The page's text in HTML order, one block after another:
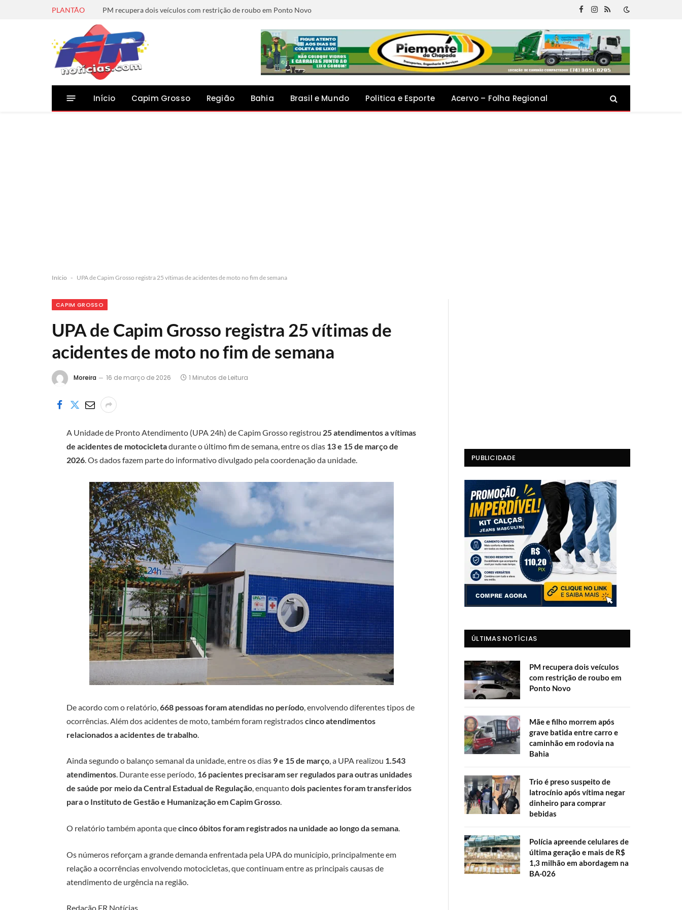
PLANTÃO PM recupera dois veículos com restrição de roubo em Ponto Novo
Facebook
Instagram
RSS
Início Capim Grosso Região Bahia Brasil e Mundo Politica e Esporte Acervo – Folha Regional
Início - UPA de Capim Grosso registra 25 vítimas de acidentes de moto no fim de semana
CAPIM GROSSO
UPA de Capim Grosso registra 25 vítimas de
acidentes de moto no fim de semana
Moreira 16 de março de 2026 1 Minutos de Leitura
A Unidade de Pronto Atendimento (UPA 24h) deCapim Grosso registrou 25 atendimentos a vítimas
de acidentes de motocicletadurante o último fim de semana, entre os dias 13 e 15 de março de
2026. Os dados fazem parte do informativo divulgado pela coordenação da unidade.
De acordo com o relatório,668 pessoas foram atendidas no período , envolvendo diferentes tipos de
ocorrências. Além dos acidentes de moto, também foram registradoscinco atendimentos
relacionados a acidentes de trabalho
Ainda segundo o balanço semanal da unidade, entre os dias 9 e 15 de março, a UPA realizou 1.543
atendimentos. Durante esse período, 16 pacientes precisaram ser regulados para outras unidades
de saúde por meio da Central Estadual de Regulação, enquantodois pacientes foram transferidos
para o Instituto de Gestão e Humanizaçãoem Capim Grosso.
O relatório também aponta quecinco óbitos foram registrados na unidade ao longo da semana.
Os números reforçam a grande demanda enfrentada pela UPA do município, principalmente em
relação a ocorrências envolvendo motocicletas, que continuam entre as principais causas de
atendimento de urgência na região.
Redação FR Notícias
PUBLICIDADE
ÚLTIMAS NOTÍCIAS
PM recupera dois veículos
com restrição de roubo em
Ponto Novo
Mãe e filho morrem após
grave batida entre carro e
caminhão em rodovia na
Bahia
Trio é preso suspeito de
latrocínio após vítima negar
dinheiro para comprar
bebidas
Polícia apreende celulares de
última geração e mais de R$
1,3 milhão em abordagem na
BA-026